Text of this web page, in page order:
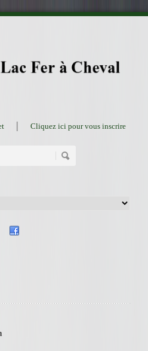
| Cliquez ici pour vous inscrire